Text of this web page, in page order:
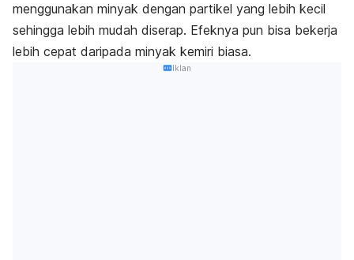
menggunakan minyak dengan partikel yang lebih kecil
sehingga lebih mudah diserap. Efeknya pun bisa bekerja
lebih cepat daripada minyak kemiri biasa.
Iklan